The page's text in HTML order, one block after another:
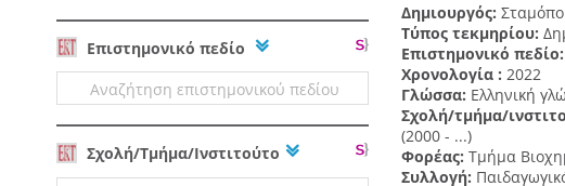
Επιστημονικό πεδίο
Σχολή/Τμήμα/Ινστιτούτο
Δημιουργός:
Τύπος τεκμηρίου:
Επιστημονικό πεδίο:
Χρονολογία : 2022
Γλώσσα: Ελληνική
Σχολή/τμήμα/
(2000 - ...)
Φορέας: Τμήμα
Συλλογή: